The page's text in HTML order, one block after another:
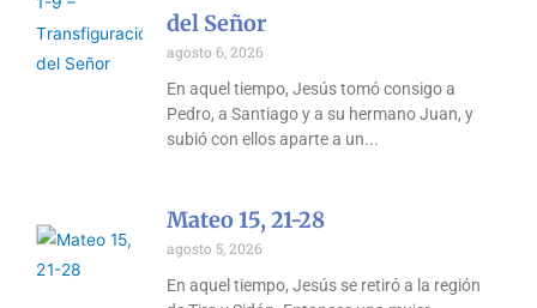
del Señor
agosto 6, 2026
En aquel tiempo, Jesús tomó consigo a
Pedro, a Santiago y a su hermano Juan, y
subió con ellos aparte a un
Mateo 15, 21-28
agosto 5, 2026
En aquel tiempo, Jesús se retiró a la región